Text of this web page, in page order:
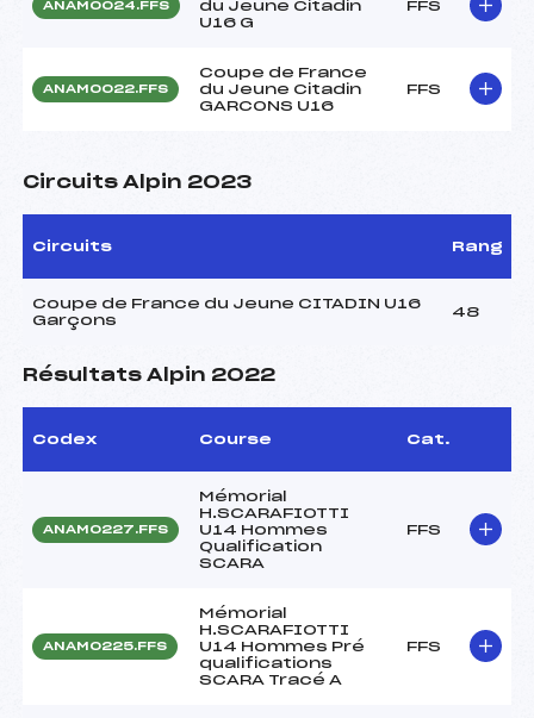
ANAM0024.FFS
du Jeune Citadin
U16 G
FFS
ANAM0022.FFS
Coupe de France
du Jeune Citadin
GARCONS U16
FFS
Circuits Alpin 2023
Circuits Rang
Coupe de France du Jeune CITADIN U16
Garçons
48
Résultats Alpin 2022
Codex Course Cat.
ANAM0227.FFS
Mémorial
H.SCARAFIOTTI
U14 Hommes
Qualification
SCARA
FFS
ANAM0225.FFS
Mémorial
H.SCARAFIOTTI
U14 Hommes Pré
qualifications
SCARA Tracé A
FFS